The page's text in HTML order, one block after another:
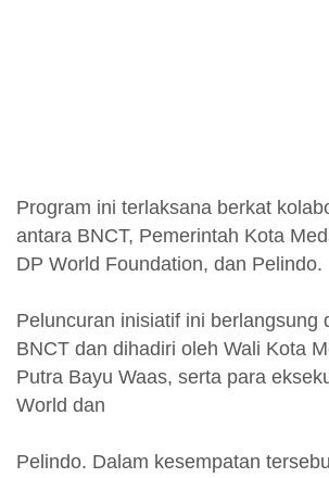
Program ini terlaksana berkat
antara BNCT, Pemerintah Kota
DP World Foundation, dan Pelindo.
Peluncuran inisiatif ini berlangsung
BNCT dan dihadiri oleh Wali Kota
Putra Bayu Waas, serta para
World dan
Pelindo. Dalam kesempatan